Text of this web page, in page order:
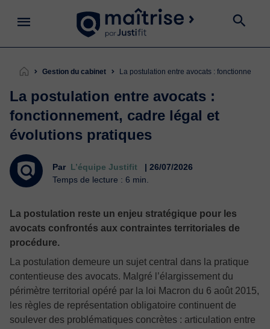
Gestion du cabinet La postulation entre avocats :
La postulation entre avocats :
fonctionnement, cadre légal et
évolutions pratiques
Par L’équipe Justifit
| 26/07/2026
Temps de lecture : 6 min.
La postulation reste un enjeu stratégique pour les
avocats confrontés aux contraintes territoriales de
procédure.
La postulation demeure un sujet central dans la pratique
contentieuse des avocats. Malgré l’élargissement du
périmètre territorial opéré par la loi Macron du 6 août 2015,
les règles de représentation obligatoire continuent de
soulever des problématiques concrètes : articulation entre